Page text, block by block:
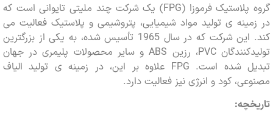
گروه پلاستیک فرموزا (FPG) یک شرکت چند ملیتی تایوانی است که
ی تولید مواد شیمیایی، پتروشیمی و پلاستیک فعالیت می
کند. این شرکت که در سال 1965 تأسیس شده، به یکی از بزرگترین
تولیدکنندگان PVC، رزین ABS و سایر محصولات پلیمری در جهان
تبدیل شده است. FPG علاوه بر این، در زمینه ی تولید الیاف
کود و انرژی نیز فعالیت دارد.